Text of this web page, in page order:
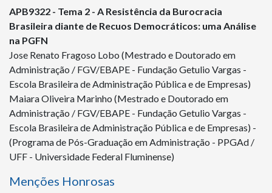
APB9322 - Tema 2 - A Resistência da Burocracia
Brasileira diante de Recuos Democráticos: uma Análise
na PGFN
Jose Renato Fragoso Lobo (Mestrado e Doutorado em
Administração / FGV/EBAPE - Fundação Getulio Vargas -
Escola Brasileira de Administração Pública e de Empresas)
Maiara Oliveira Marinho (Mestrado e Doutorado em
Administração / FGV/EBAPE - Fundação Getulio Vargas -
Escola Brasileira de Administração Pública e de Empresas) -
(Programa de Pós-Graduação em Administração - PPGAd /
UFF - Universidade Federal Fluminense)
Menções Honrosas